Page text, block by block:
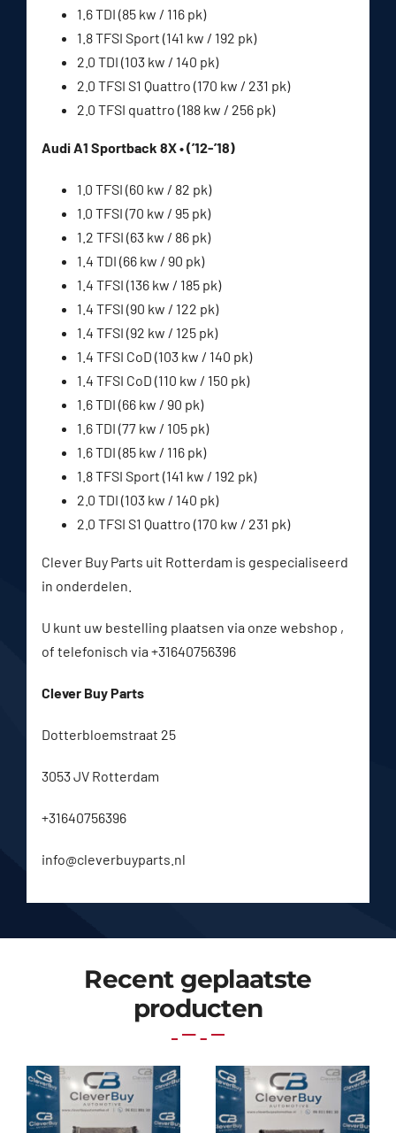
1.6 TDI (85 kw / 116 pk)
1.8 TFSI Sport (141 kw / 192 pk)
2.0 TDI (103 kw / 140 pk)
2.0 TFSI S1 Quattro (170 kw / 231 pk)
2.0 TFSI quattro (188 kw / 256 pk)
Audi A1 Sportback 8X • (’12-’18)
1.0 TFSI (60 kw / 82 pk)
1.0 TFSI (70 kw / 95 pk)
1.2 TFSI (63 kw / 86 pk)
1.4 TDI (66 kw / 90 pk)
1.4 TFSI (136 kw / 185 pk)
1.4 TFSI (90 kw / 122 pk)
1.4 TFSI (92 kw / 125 pk)
1.4 TFSI CoD (103 kw / 140 pk)
1.4 TFSI CoD (110 kw / 150 pk)
1.6 TDI (66 kw / 90 pk)
1.6 TDI (77 kw / 105 pk)
1.6 TDI (85 kw / 116 pk)
1.8 TFSI Sport (141 kw / 192 pk)
2.0 TDI (103 kw / 140 pk)
2.0 TFSI S1 Quattro (170 kw / 231 pk)
Clever Buy Parts uit Rotterdam is gespecialiseerd
in onderdelen.
U kunt uw bestelling plaatsen via onze webshop ,
of telefonisch via +31640756396
Clever Buy Parts
Dotterbloemstraat 25
3053 JV Rotterdam
+31640756396
info@cleverbuyparts.nl
Recent geplaatste
producten